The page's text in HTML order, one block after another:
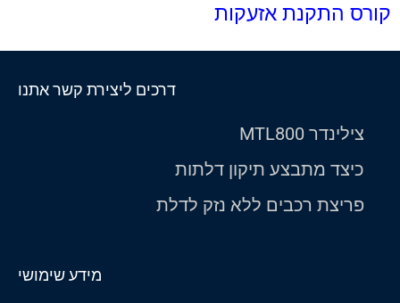
קורס התקנת אזעקות
דרכים ליצירת קשר אתנו
צילינדר MTL800
כיצד מתבצע תיקון דלתות
פריצת רכבים ללא נזק לדלת
מידע שימושי